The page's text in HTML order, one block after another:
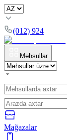
(012) 924
Məhsullar
Mağazalar